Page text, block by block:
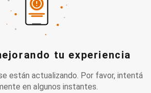
tu experiencia
están actualizando. Por favor, intentá
en algunos instantes.